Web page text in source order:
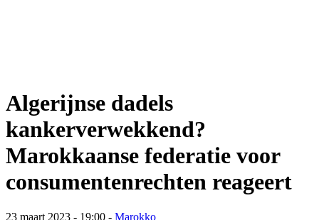
Algerijnse dadels
kankerverwekkend?
Marokkaanse federatie voor
consumentenrechten reageert
23 maart 2023 - 19:00 - Marokko